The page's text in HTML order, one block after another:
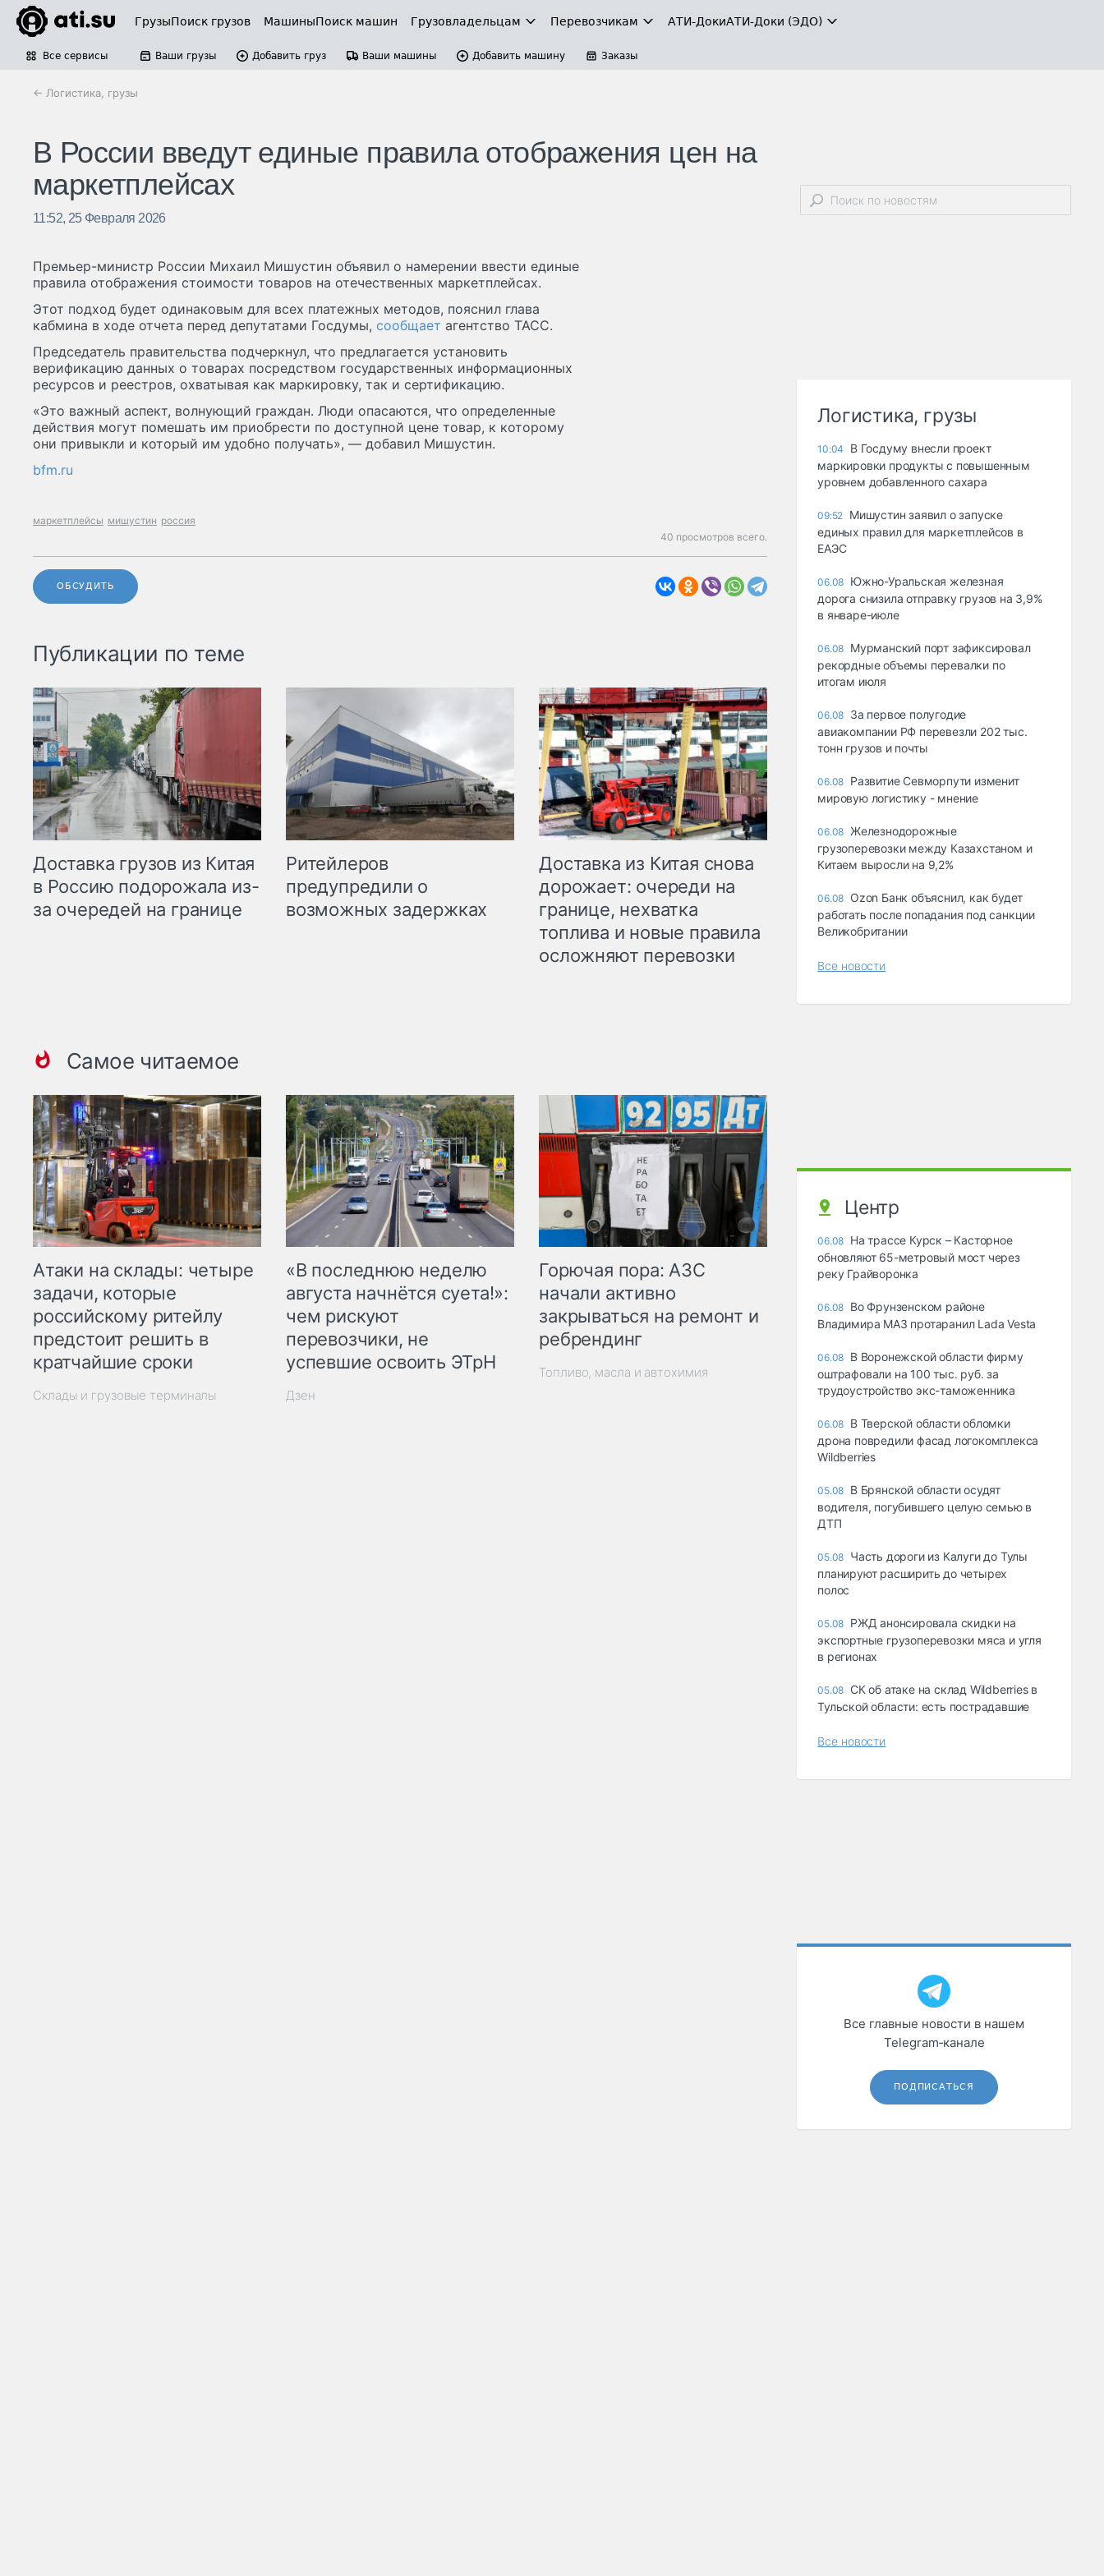
ГрузыПоиск грузов МашиныПоиск машин Грузовладельцам Перевозчикам АТИ-ДокиАТИ-Доки (ЭДО)
Все сервисы Ваши грузы Добавить груз Ваши машины Добавить машину Заказы
← Логистика, грузы
В России введут единые правила отображения цен на
маркетплейсах
11:52, 25 Февраля 2026
Премьер-министр России Михаил Мишустин объявил о намерении ввести единые
правила отображения стоимости товаров на отечественных маркетплейсах.
Этот подход будет одинаковым для всех платежных методов, пояснил глава
кабмина в ходе отчета перед депутатами Госдумы, сообщает агентство ТАСС.
Председатель правительства подчеркнул, что предлагается установить
верификацию данных о товарах посредством государственных информационных
ресурсов и реестров, охватывая как маркировку, так и сертификацию.
«Это важный аспект, волнующий граждан. Люди опасаются, что определенные
действия могут помешать им приобрести по доступной цене товар, к которому
они привыкли и который им удобно получать», — добавил Мишустин.
bfm.ru
маркетплейсы мишустин россия
40 просмотров всего.
ОБСУДИТЬ
Публикации по теме
Доставка грузов из Китая
в Россию подорожала из-
за очередей на границе
Ритейлеров
предупредили о
возможных задержках
Доставка из Китая снова
дорожает: очереди на
границе, нехватка
топлива и новые правила
осложняют перевозки
Самое читаемое
Атаки на склады: четыре
задачи, которые
российскому ритейлу
предстоит решить в
кратчайшие сроки
Склады и грузовые терминалы
«В последнюю неделю
августа начнётся суета!»:
чем рискуют
перевозчики, не
успевшие освоить ЭТрН
Дзен
Горючая пора: АЗС
начали активно
закрываться на ремонт и
ребрендинг
Топливо, масла и автохимия
Логистика, грузы
10:04
В Госдуму внесли проект
маркировки продукты с повышенным
уровнем добавленного сахара
09:52 Мишустин заявил о запуске
единых правил для маркетплейсов в
ЕАЭС
06.08 Южно-Уральская железная
дорога снизила отправку грузов на 3,9%
в январе-июле
06.08 Мурманский порт зафиксировал
рекордные объемы перевалки по
итогам июля
06.08 За первое полугодие
авиакомпании РФ перевезли 202 тыс.
тонн грузов и почты
06.08 Развитие Севморпути изменит
мировую логистику - мнение
06.08 Железнодорожные
грузоперевозки между Казахстаном и
Китаем выросли на 9,2%
06.08 Ozon Банк объяснил, как будет
работать после попадания под санкции
Великобритании
Все новости
Центр
06.08 На трассе Курск – Касторное
обновляют 65-метровый мост через
реку Грайворонка
06.08 Во Фрунзенском районе
Владимира МАЗ протаранил Lada Vesta
06.08 В Воронежской области фирму
оштрафовали на 100 тыс. руб. за
трудоустройство экс-таможенника
06.08 В Тверской области обломки
дрона повредили фасад логокомплекса
Wildberries
05.08 В Брянской области осудят
водителя, погубившего целую семью в
ДТП
05.08 Часть дороги из Калуги до Тулы
планируют расширить до четырех
полос
05.08 РЖД анонсировала скидки на
экспортные грузоперевозки мяса и угля
в регионах
05.08 СК об атаке на склад Wildberries в
Тульской области: есть пострадавшие
Все новости
Все главные новости в нашем
Telegram‑канале
ПОДПИСАТЬСЯ